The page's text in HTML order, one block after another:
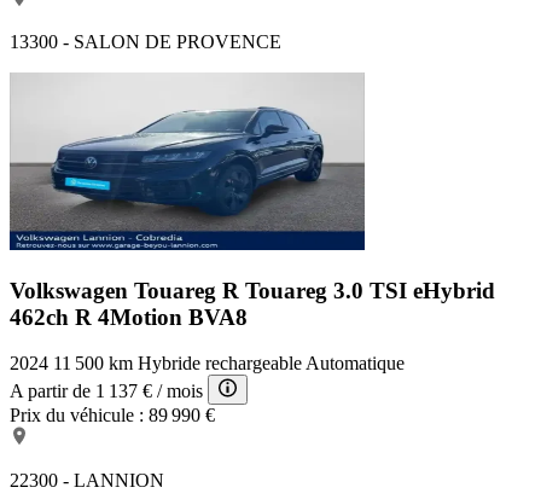
13300 - SALON DE PROVENCE
Volkswagen Touareg R Touareg 3.0 TSI eHybrid
462ch R 4Motion BVA8
2024 11 500 km Hybride rechargeable Automatique
A partir de 1 137 € / mois
Prix du véhicule : 89 990 €
22300 - LANNION